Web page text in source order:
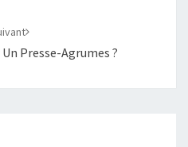
Presse-Agrumes ?